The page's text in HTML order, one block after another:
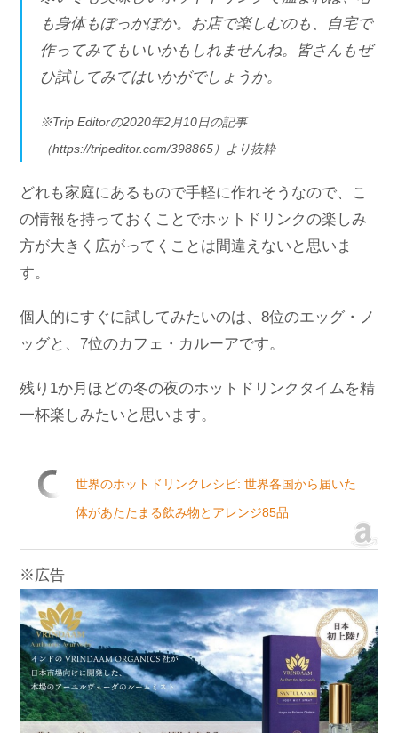
も身体もぽっかぽか。お店で楽しむのも、自宅で
作ってみてもいいかもしれませんね。皆さんもぜ
ひ試してみてはいかがでしょうか。
※Trip Editorの2020年2月10日の記事
（https://tripeditor.com/398865）より抜粋
どれも家庭にあるもので手軽に作れそうなので、こ
の情報を持っておくことでホットドリンクの楽しみ
方が大きく広がってくことは間違えないと思いま
す。
個人的にすぐに試してみたいのは、8位のエッグ・ノ
ッグと、7位のカフェ・カルーアです。
残り1か月ほどの冬の夜のホットドリンクタイムを精
一杯楽しみたいと思います。
世界のホットドリンクレシピ: 世界各国から届いた
体があたたまる飲み物とアレンジ85品
※広告